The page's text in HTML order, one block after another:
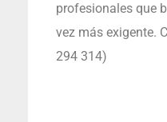
profesionales que
vez más exigente.
294 314)